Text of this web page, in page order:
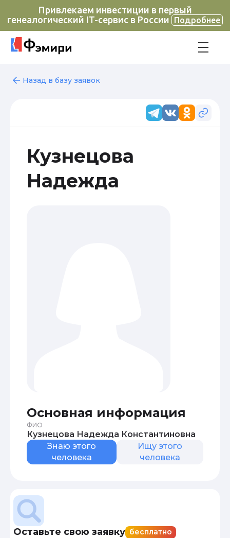
Привлекаем инвестиции в первый
генеалогический IT-сервис в России
Подробнее
Назад в базу заявок
Кузнецова
Надежда
Основная информация
ФИО
Кузнецова Надежда Константиновна
Знаю этого
человека
Ищу этого
человека
Оставьте свою заявку бесплатно